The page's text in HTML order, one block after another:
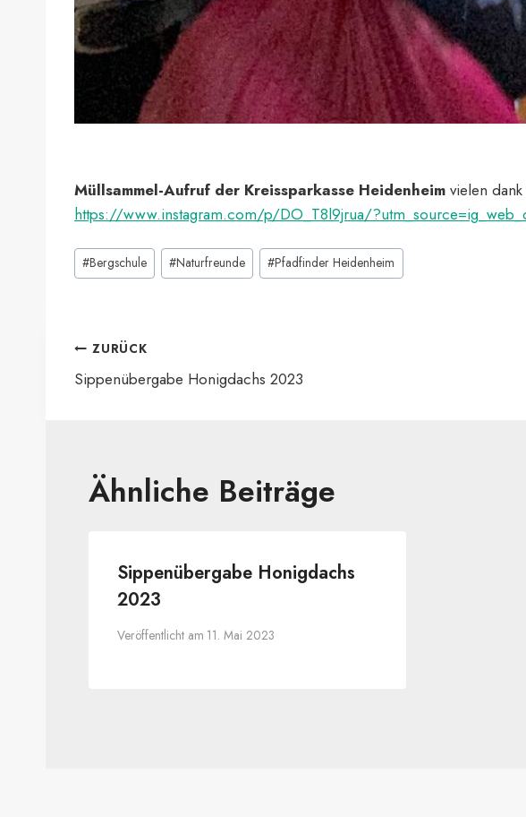
Müllsammel-Aufruf der Kreissparkasse Heidenheim vielen
https://www.instagram.com/p/DO_T8l9jrua/
Schlagworte:
#Bergschule #Naturfreunde #Pfadfinder Heidenheim
Beitragsnavigation
ZURÜCK
Sippenübergabe Honigdachs 2023
Ähnliche Beiträge
Sippenübergabe Honigdachs
2023
Veröffentlicht am 11. Mai 2023